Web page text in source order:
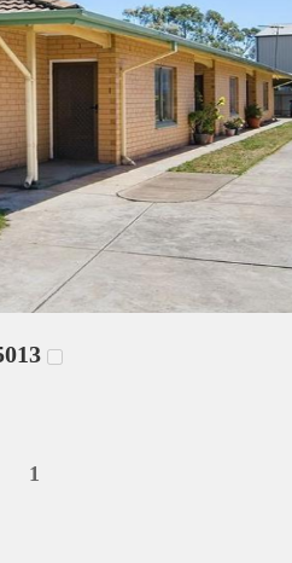
1